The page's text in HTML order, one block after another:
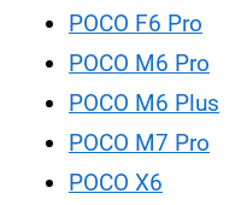
POCO F6 Pro
POCO M6 Pro
POCO M6 Plus
POCO M7 Pro
POCO X6